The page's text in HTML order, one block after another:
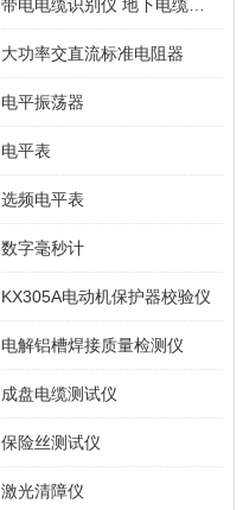
大功率交直流标准电阻器
电平振荡器
电平表
选频电平表
数字毫秒计
KX305A电动机保护器校验仪
电解铝槽焊接质量检测仪
成盘电缆测试仪
保险丝测试仪
激光清障仪